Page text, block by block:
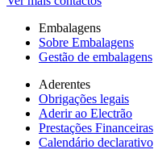
Embalagens
Sobre Embalagens
Gestão de embalagens
Aderentes
Obrigações legais
Aderir ao Electrão
Prestações Financeiras
Calendário declarativo